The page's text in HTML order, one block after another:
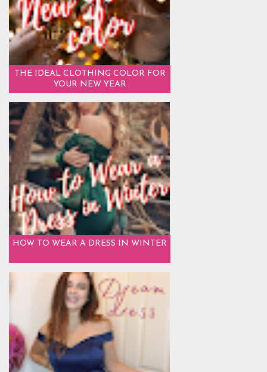
THE IDEAL CLOTHING COLOR FOR
YOUR NEW YEAR
HOW TO WEAR A DRESS IN WINTER